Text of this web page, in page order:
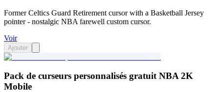
Former Celtics Guard Retirement cursor with a Basketball Jersey
pointer - nostalgic NBA farewell custom cursor.
Voir
Ajouter
Pack de curseurs personnalisés gratuit NBA 2K
Mobile